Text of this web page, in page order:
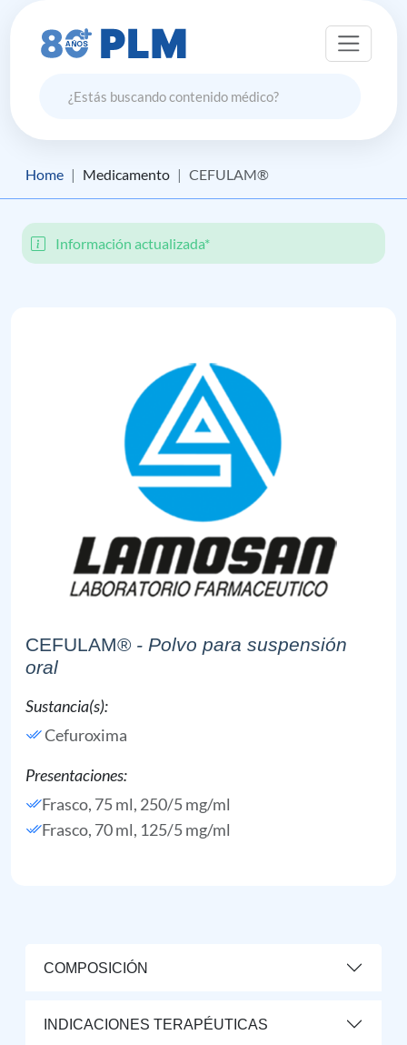
Home Medicamento CEFULAM®
Información actualizada*
CEFULAM® - Polvo para suspensión
oral
Sustancia(s):
Cefuroxima
Presentaciones:
Frasco, 75 ml, 250/5 mg/ml
Frasco, 70 ml, 125/5 mg/ml
COMPOSICIÓN
INDICACIONES TERAPÉUTICAS